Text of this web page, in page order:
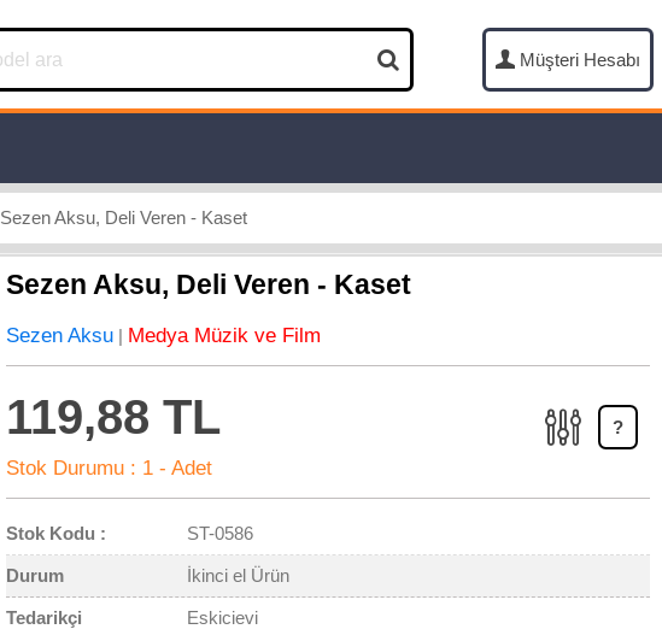
Müşteri Hesabı
Sezen Aksu, Deli Veren - Kaset
Sezen Aksu, Deli Veren - Kaset
Sezen Aksu | Medya Müzik ve Film
119,88 TL
Stok Durumu : 1 - Adet
?
Stok Kodu : ST-0586
Durum İkinci el Ürün
Tedarikçi Eskicievi